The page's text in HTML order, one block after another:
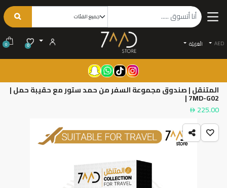
AED الْعَرَبيّة 0
0
المتنقل | صندوق مجموعة السفر من حمد ستور مع حقيبة حمل |
7MD-G02 |
225.00